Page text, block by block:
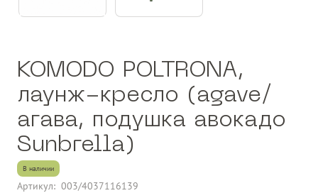
KOMODO POLTRONA,
лаунж-кресло (agave/
агава, подушка авокадо
Sunbrella)
В наличии
Артикул: 003/4037116139